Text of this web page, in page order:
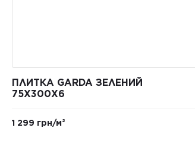
ПЛИТКА GARDA ЗЕЛЕНИЙ
75X300X6
1 299 грн/м²